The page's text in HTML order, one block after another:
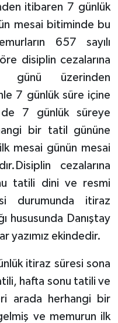
itibaren 7 günlük
mesai bitiminde bu
657 sayılı
disiplin cezalarına
üzerinden
7 günlük süre içine
7 günlük süreye
bir tatil gününe
mesai günün mesai
cezalarına
tatili dini ve resmi
durumunda itiraz
hususunda Danıştay
yazımız ekindedir.
itiraz süresi sona
hafta sonu tatili ve
arada herhangi bir
ve memurun ilk